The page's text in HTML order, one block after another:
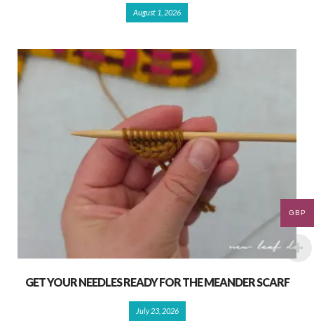
August 1, 2026
GET YOUR NEEDLES READY FOR THE MEANDER SCARF
July 23, 2026
GBP